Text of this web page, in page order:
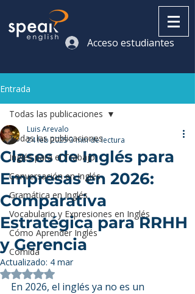
Acceso estudiantes
Entrada
Todas las publicaciones
Inglés para el Trabajo
Conversación en Inglés
Gramática en Inglés
Vocabulario y Expresiones en Inglés
Cómo Aprender Inglés
Comida
Todas las publicaciones
Clases de Inglés para
Empresas en 2026:
Comparativa
Estratégica para RRHH
y Gerencia
Luis Arevalo
24 feb 20253 min de lectura
Actualizado: 4 mar
Obtuvo NaN de 5 estrellas.
En 2026, el inglés ya no es un